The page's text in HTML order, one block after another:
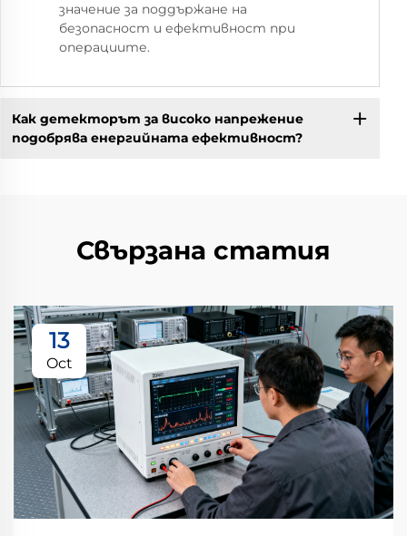
значение за поддържане на
безопасност и ефективност при
операциите.
Как детекторът за високо напрежение
подобрява енергийната ефективност?
Свързана статия
13
Oct